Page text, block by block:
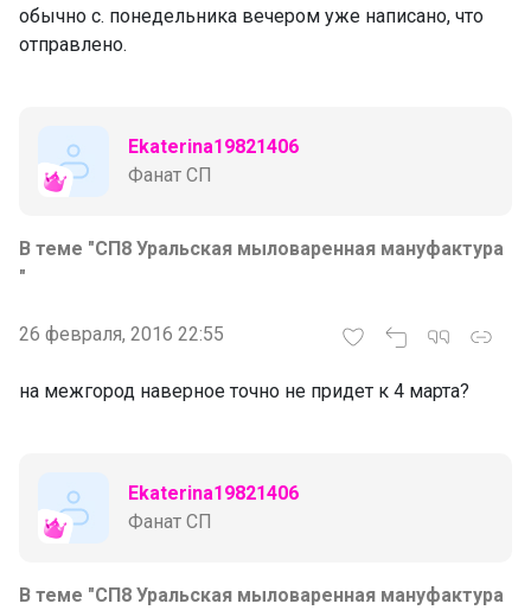
обычно с. понедельника вечером уже написано, что
отправлено.
Ekaterina19821406
Фанат СП
В теме "СП8 Уральская мыловаренная мануфактура
"
26 февраля, 2016 22:55
на межгород наверное точно не придет к 4 марта?
Ekaterina19821406
Фанат СП
В теме "СП8 Уральская мыловаренная мануфактура